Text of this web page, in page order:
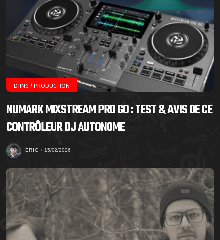
DJING / PRODUCTION
NUMARK MIXSTREAM PRO GO : TEST & AVIS DE CE
CONTRÔLEUR DJ AUTONOME
ERIC 15/02/2026